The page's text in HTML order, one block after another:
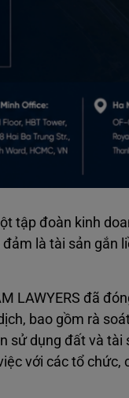
tập đoàn kinh
là tài sản gắn
LAWYERS đã
bao gồm rà
sử dụng đất và
với các tổ